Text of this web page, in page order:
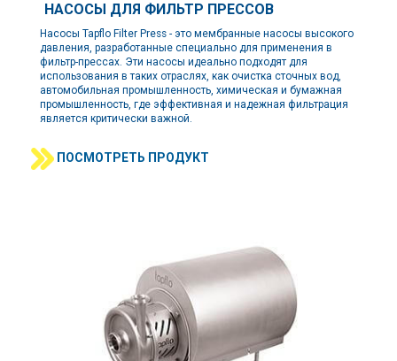
НАСОСЫ ДЛЯ ФИЛЬТР ПРЕССОВ
Насосы Tapflo Filter Press - это мембранные насосы высокого
давления, разработанные специально для применения в
фильтр-прессах. Эти насосы идеально подходят для
использования в таких отраслях, как очистка сточных вод,
автомобильная промышленность, химическая и бумажная
промышленность, где эффективная и надежная фильтрация
является критически важной.
ПОСМОТРЕТЬ ПРОДУКТ